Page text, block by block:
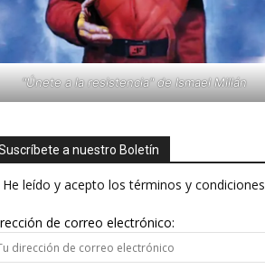
"Únete a la resistencia" de Ismael Millán
a nuestro Boletín
He leído y acepto los términos y condiciones
de correo electrónico: